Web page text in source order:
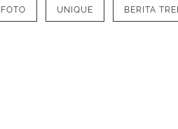
FOTO UNIQUE BERITA